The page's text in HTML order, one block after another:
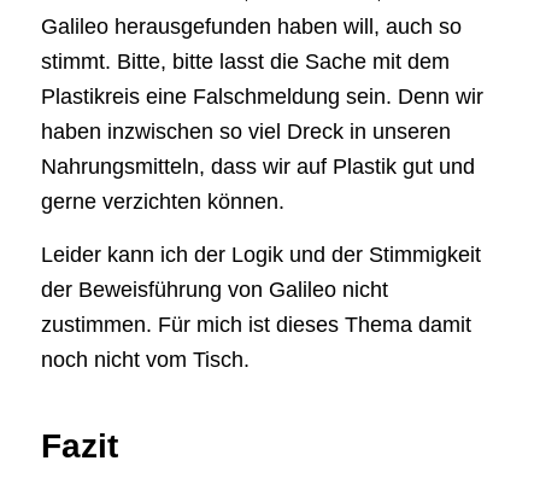
Galileo herausgefunden haben will, auch so
stimmt. Bitte, bitte lasst die Sache mit dem
Plastikreis eine Falschmeldung sein. Denn wir
haben inzwischen so viel Dreck in unseren
Nahrungsmitteln, dass wir auf Plastik gut und
gerne verzichten können.
Leider kann ich der Logik und der Stimmigkeit
der Beweisführung von Galileo nicht
zustimmen. Für mich ist dieses Thema damit
noch nicht vom Tisch.
Fazit